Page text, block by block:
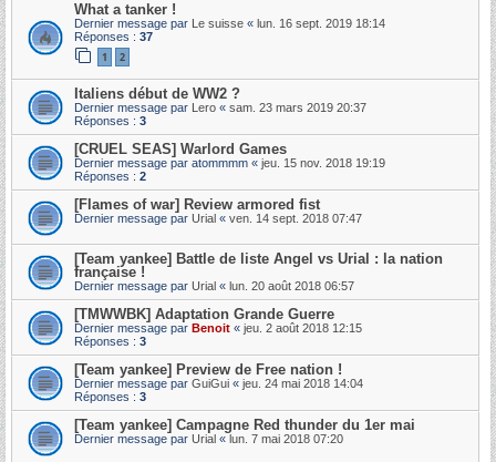
What a tanker !
Dernier message par Le suisse « lun. 16 sept. 2019 18:14
Réponses : 37
1 2
Italiens début de WW2 ?
Dernier message par Lero « sam. 23 mars 2019 20:37
Réponses : 3
[CRUEL SEAS] Warlord Games
Dernier message par atommmm « jeu. 15 nov. 2018 19:19
Réponses : 2
[Flames of war] Review armored fist
Dernier message par Urial « ven. 14 sept. 2018 07:47
[Team yankee] Battle de liste Angel vs Urial : la nation
française !
Dernier message par Urial « lun. 20 août 2018 06:57
[TMWWBK] Adaptation Grande Guerre
Dernier message par Benoit « jeu. 2 août 2018 12:15
Réponses : 3
[Team yankee] Preview de Free nation !
Dernier message par GuiGui « jeu. 24 mai 2018 14:04
Réponses : 3
[Team yankee] Campagne Red thunder du 1er mai
Dernier message par Urial « lun. 7 mai 2018 07:20